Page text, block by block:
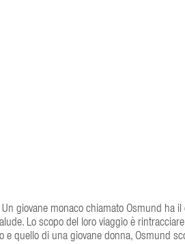
giovane monaco chiamato Osmund ha
Lo scopo del loro viaggio è
quello di una giovane donna, Osmund